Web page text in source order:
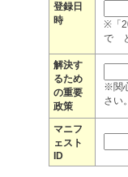
登録日
時
※「
で
解決す
るため
の重要
政策
※関
さい。
マニフ
ェスト
ID